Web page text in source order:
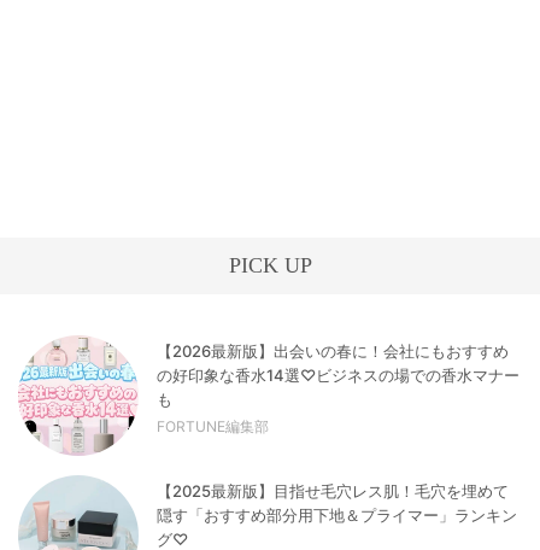
PICK UP
【2026最新版】出会いの春に！会社にもおすすめ
の好印象な香水14選♡ビジネスの場での香水マナー
も
FORTUNE編集部
【2025最新版】目指せ毛穴レス肌！毛穴を埋めて
隠す「おすすめ部分用下地＆プライマー」ランキン
グ♡